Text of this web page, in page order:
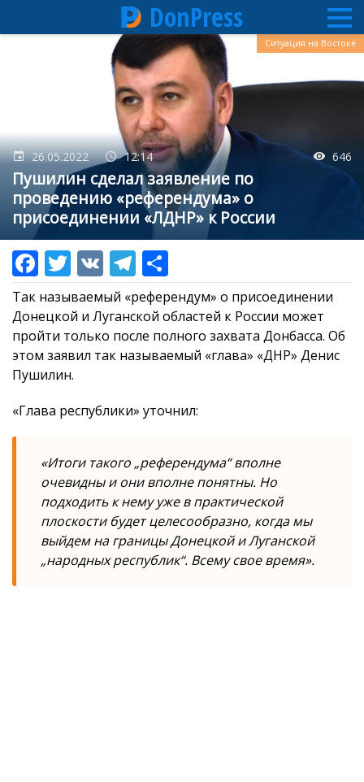
DonPress
26.05.2022 12:14 646
Пушилин сделал заявление по
проведению «референдума» о
присоединении «ЛДНР» к России
Ситуация на Востоке
Так называемый «референдум» о присоединении
Донецкой и Луганской областей к России может
пройти только после полного захвата Донбасса. Об
этом заявил так называемый «глава» «ДНР» Денис
Пушилин.
«Глава республики» уточнил:
«Итоги такого „референдума“ вполне
очевидны и они вполне понятны. Но
подходить к нему уже в практической
плоскости будет целесообразно, когда мы
выйдем на границы Донецкой и Луганской
„народных республик“. Всему свое время».